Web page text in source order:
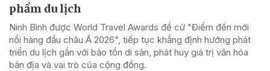
phẩm du lịch
Ninh Bình được World Travel Awards đề cử "Điểm đến mới
nổi hàng đầu châu Á 2026", tiếp tục khẳng định hướng phát
triển du lịch gắn với bảo tồn di sản, phát huy giá trị văn hóa
bản địa và vai trò của cộng đồng.